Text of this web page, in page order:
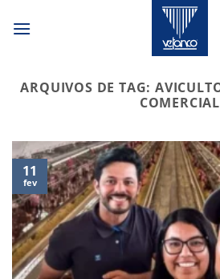
ARQUIVOS DE TAG:
COMERCIAL
11
fev